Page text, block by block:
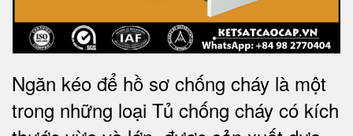
Ngăn kéo để hồ sơ chống cháy là một
trong những loại Tủ chống cháy có kích